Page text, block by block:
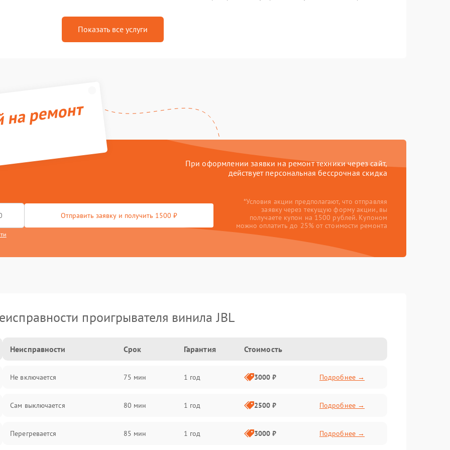
Показать все услуги
ремонт
При оформлении заявки на ремонт техники через сайт,
действует персональная бессрочная скидка
Отправить заявку и получить 1500 ₽
*Условия акции предполагают, что отправляя
заявку через текущую форму акции, вы
получаете купон на 1500 рублей. Купоном
можно оплатить до 25% от стоимости ремонта
проигрывателя винила JBL
Неисправности Срок Гарантия Стоимость
Не включается 75 мин 1 год 3000 ₽ Подробнее →
Сам выключается 80 мин 1 год 2500 ₽ Подробнее →
Перегревается 85 мин 1 год 3000 ₽ Подробнее →